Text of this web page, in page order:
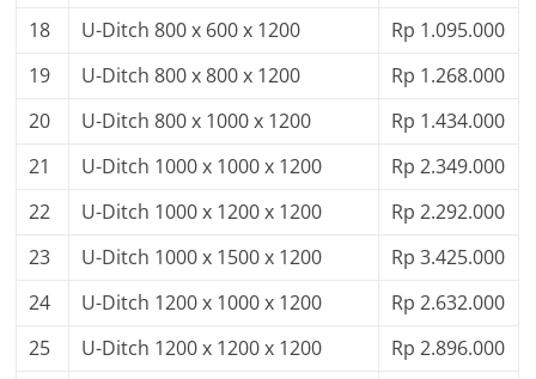
18
U-Ditch 800 x 600 x 1200
Rp 1.095.000
19
U-Ditch 800 x 800 x 1200
Rp 1.268.000
20
U-Ditch 800 x 1000 x 1200
Rp 1.434.000
21
U-Ditch 1000 x 1000 x 1200
Rp 2.349.000
22
U-Ditch 1000 x 1200 x 1200
Rp 2.292.000
23
U-Ditch 1000 x 1500 x 1200
Rp 3.425.000
24
U-Ditch 1200 x 1000 x 1200
Rp 2.632.000
25
U-Ditch 1200 x 1200 x 1200
Rp 2.896.000